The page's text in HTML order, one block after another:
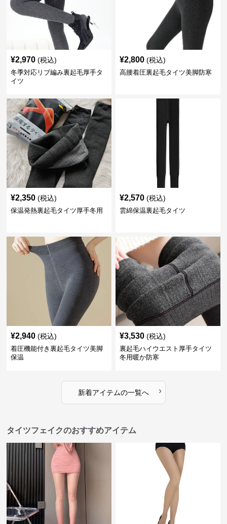
¥2,970 (税込)
冬季対応リブ編み裏起毛厚手タ
イツ
¥2,800 (税込)
高腰着圧裏起毛タイツ美脚防寒
¥2,350 (税込)
保温発熱裏起毛タイツ厚手冬用
¥2,570 (税込)
雲綿保温裏起毛タイツ
¥2,940 (税込)
着圧機能付き裏起毛タイツ美脚
保温
¥3,530 (税込)
裏起毛ハイウエスト厚手タイツ
冬用暖か防寒
新着アイテムの一覧へ ›
タイツフェイクのおすすめアイテム